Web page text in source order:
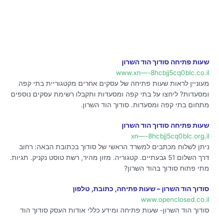
שעות פתיחה סודוך הוד השרון
www.xn—-8hcbjj5cq0blc.co.il
מעוניין לראות שעות פתיחה של עסקים אחרים מקטגוריית בתי קפה
ומסעדות? ליחצו על בתי קפה ומסעדות ותקבלו רשימת עסקים נוספים
מתחום בתי קפה ומסעדות. סודוך הוד השרון.
שעות פתיחה סודוך הוד השרון
xn—-8hcbjj5cq0blc.org.il
ניתן לשלוח מכתבים למשרד הראשי של סודוך בכתובת הבאה: רחוב
דרך השלום 51 גבעתיים. קטגוריה. מזון מהיר, רשת טוסט נקניק. תגיות.
מתי פתוח סודוך בהוד השרון?
סודוך הוד השרון – שעות פתיחה, כתובת, טלפון
www.openclosed.co.il
סודוך הוד השרון- שעות פתיחה ומידע כללי אודות העסק סודוך הוד